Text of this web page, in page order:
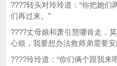
????转头对玲玲道：“你把她们
们再过来。”
????丈母娘和萧引慧哪肯走，
心烦，我要想办法救师弟需要
????玲玲道：“你们俩个跟我来